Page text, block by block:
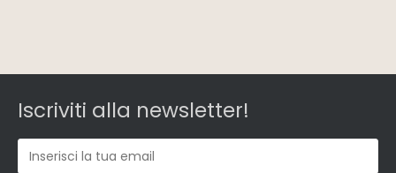
Iscriviti alla newsletter!